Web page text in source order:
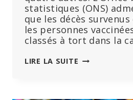
statistiques (ONS)
que les décès
les personnes
classés à tort dans la
LIRE LA SUITE CLASSER